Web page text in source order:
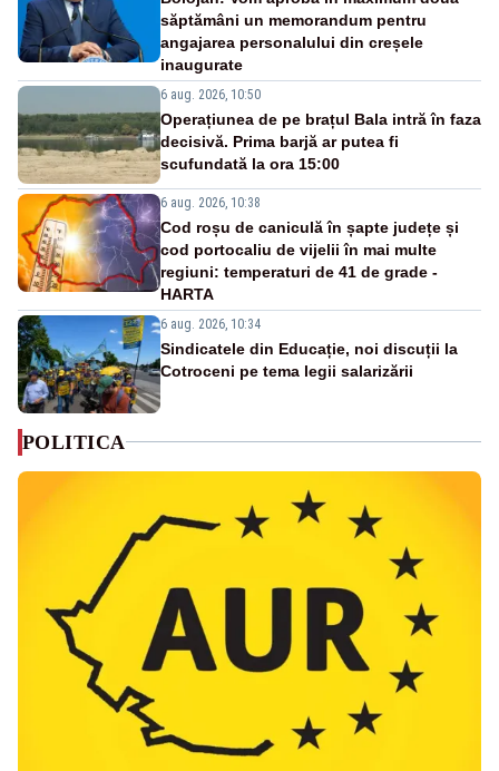
săptămâni un memorandum pentru
angajarea personalului din creșele
inaugurate
6 aug. 2026, 10:50
Operațiunea de pe brațul Bala intră în faza
decisivă. Prima barjă ar putea fi
scufundată la ora 15:00
6 aug. 2026, 10:38
Cod roșu de caniculă în șapte județe și
cod portocaliu de vijelii în mai multe
regiuni: temperaturi de 41 de grade -
HARTA
6 aug. 2026, 10:34
Sindicatele din Educație, noi discuții la
Cotroceni pe tema legii salarizării
POLITICA